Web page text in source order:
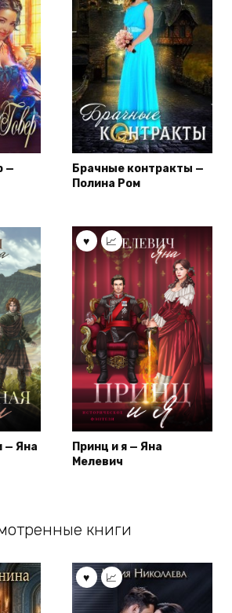
—
Брачные контракты —
Полина Ром
— Яна
Принц и я — Яна
Мелевич
книги